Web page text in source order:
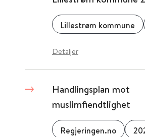
Lillestrøm kommune
Detaljer
Handlingsplan mot
muslimfiendtlighet
Regjeringen.no